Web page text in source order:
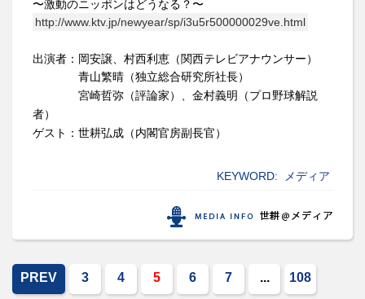
〜激動のニッポンはどうなる？〜
http://www.ktv.jp/newyear/sp/i3u5r500000029ve.html
出演者：岡安譲、村西利恵（関西テレビアナウンサー）
青山繁晴（独立総合研究所社長）
宮崎哲弥（評論家）、金村義明（プロ野球解説
者）
ゲスト：世耕弘成（内閣官房副長官）
KEYWORD: メディア
PREV 3 4 5 6 7 ... 108